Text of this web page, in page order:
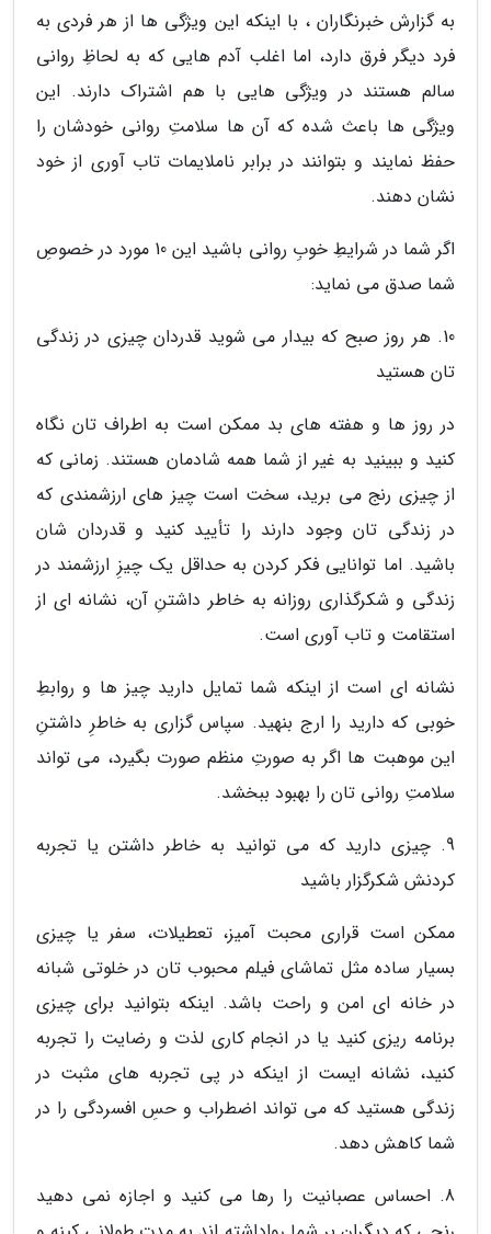
به گزارش خبرنگاران ، با اینکه این ویژگی ها از هر فردی به
فرد دیگر فرق دارد، اما اغلب آدم هایی که به لحاظِ روانی
سالم هستند در ویژگی هایی با هم اشتراک دارند. این
ویژگی ها باعث شده که آن ها سلامتِ روانی خودشان را
حفظ نمایند و بتوانند در برابر ناملایمات تاب آوری از خود
نشان دهند.
اگر شما در شرایطِ خوبِ روانی باشید این 10 مورد در خصوصِ
شما صدق می نماید:
10. هر روز صبح که بیدار می شوید قدردان چیزی در زندگی
تان هستید
در روز ها و هفته های بد ممکن است به اطراف تان نگاه
کنید و ببینید به غیر از شما همه شادمان هستند. زمانی که
از چیزی رنج می برید، سخت است چیز های ارزشمندی که
در زندگی تان وجود دارند را تأیید کنید و قدردان شان
باشید. اما توانایی فکر کردن به حداقل یک چیزِ ارزشمند در
زندگی و شکرگذاری روزانه به خاطر داشتنِ آن، نشانه ای از
استقامت و تاب آوری است.
نشانه ای است از اینکه شما تمایل دارید چیز ها و روابطِ
خوبی که دارید را ارج بنهید. سپاس گزاری به خاطرِ داشتنِ
این موهبت ها اگر به صورتِ منظم صورت بگیرد، می تواند
سلامتِ روانی تان را بهبود ببخشد.
9. چیزی دارید که می توانید به خاطر داشتن یا تجربه
کردنش شکرگزار باشید
ممکن است قراری محبت آمیز، تعطیلات، سفر یا چیزی
بسیار ساده مثل تماشای فیلم محبوب تان در خلوتی شبانه
در خانه ای امن و راحت باشد. اینکه بتوانید برای چیزی
برنامه ریزی کنید یا در انجام کاری لذت و رضایت را تجربه
کنید، نشانه ایست از اینکه در پی تجربه های مثبت در
زندگی هستید که می تواند اضطراب و حسِ افسردگی را در
شما کاهش دهد.
8. احساس عصبانیت را رها می کنید و اجازه نمی دهید